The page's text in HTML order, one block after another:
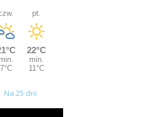
Na 25 dni